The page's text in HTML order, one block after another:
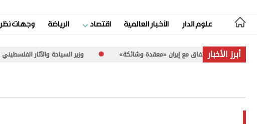
علوم الدار الأخبار العالمية اقتصاد الرياضة وجهات نظر
علوم الدار
الرياضة
أبرز الأخبار
بشأن اتفاق مع إيران «معقدة وشائكة» وزير السياحة والآثار الفلسطيني لـ«الاتحاد»: 260 موقعاً أثرياً في غزة تعرضت للضرر